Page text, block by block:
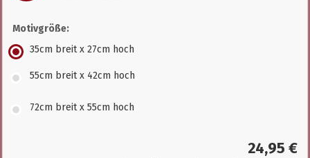
Motivgröße:
35cm breit x 27cm hoch
55cm breit x 42cm hoch
72cm breit x 55cm hoch
24,95 €